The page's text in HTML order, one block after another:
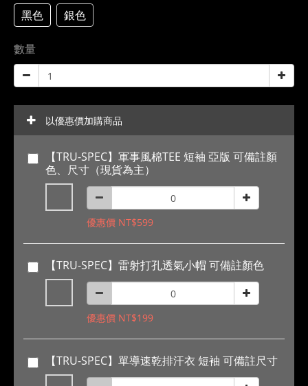
黑色
銀色
數量
以優惠價加購商品
【TRU-SPEC】軍事風棉TEE 短袖 亞版 可備註顏
色、尺寸（現貨為主）
優惠價 NT$599
【TRU-SPEC】雷射打孔透氣小帽 可備註顏色
優惠價 NT$199
【TRU-SPEC】單導速乾排汗衣 短袖 可備註尺寸